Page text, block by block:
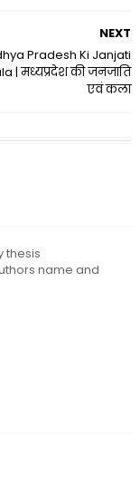
NEXT
Pradesh Ki Janjati
| मध्यप्रदेश की जनजाति
एवं कला
thesis
name and